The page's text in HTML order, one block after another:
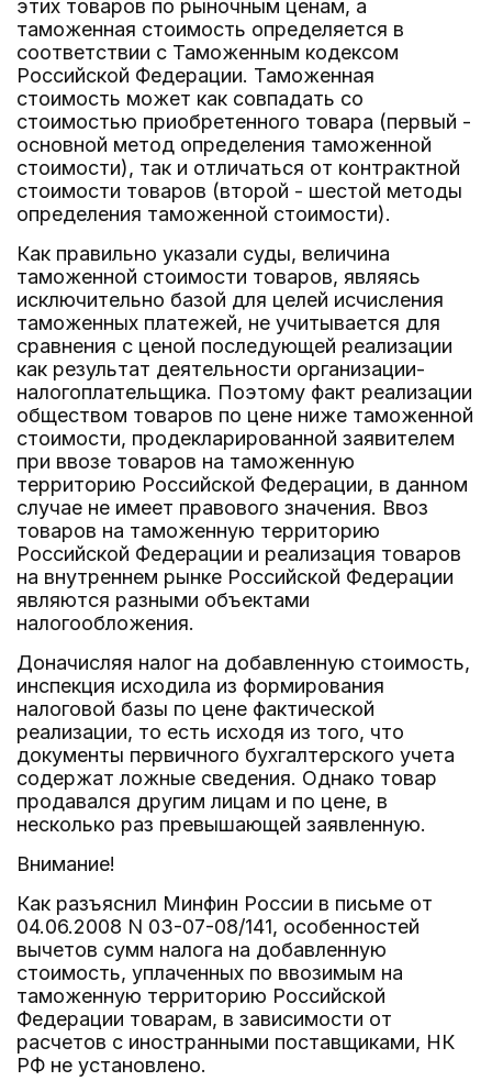
этих товаров по рыночным ценам, а
таможенная стоимость определяется в
соответствии с Таможенным кодексом
Российской Федерации. Таможенная
стоимость может как совпадать со
стоимостью приобретенного товара (первый -
основной метод определения таможенной
стоимости), так и отличаться от контрактной
стоимости товаров (второй - шестой методы
определения таможенной стоимости).
Как правильно указали суды, величина
таможенной стоимости товаров, являясь
исключительно базой для целей исчисления
таможенных платежей, не учитывается для
сравнения с ценой последующей реализации
как результат деятельности организации-
налогоплательщика. Поэтому факт реализации
обществом товаров по цене ниже таможенной
стоимости, продекларированной заявителем
при ввозе товаров на таможенную
территорию Российской Федерации, в данном
случае не имеет правового значения. Ввоз
товаров на таможенную территорию
Российской Федерации и реализация товаров
на внутреннем рынке Российской Федерации
являются разными объектами
налогообложения.
Доначисляя налог на добавленную стоимость,
инспекция исходила из формирования
налоговой базы по цене фактической
реализации, то есть исходя из того, что
документы первичного бухгалтерского учета
содержат ложные сведения. Однако товар
продавался другим лицам и по цене, в
несколько раз превышающей заявленную.
Внимание!
Как разъяснил Минфин России в письме от
04.06.2008 N 03-07-08/141, особенностей
вычетов сумм налога на добавленную
стоимость, уплаченных по ввозимым на
таможенную территорию Российской
Федерации товарам, в зависимости от
расчетов с иностранными поставщиками, НК
РФ не установлено.